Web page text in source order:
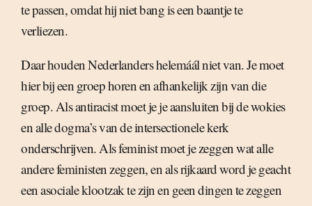
te passen, omdat hij niet bang is een baantje te
verliezen.
Daar houden Nederlanders helemáál niet van. Je moet
hier bij een groep horen en afhankelijk zijn van die
groep. Als antiracist moet je je aansluiten bij de wokies
en alle dogma’s van de intersectionele kerk
onderschrijven. Als feminist moet je zeggen wat alle
andere feministen zeggen, en als rijkaard word je geacht
een asociale klootzak te zijn en geen dingen te zeggen